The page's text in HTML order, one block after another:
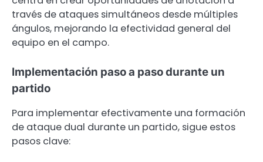
través de ataques simultáneos desde múltiples
ángulos, mejorando la efectividad general del
equipo en el campo.
Implementación paso a paso durante un
partido
Para implementar efectivamente una formación
de ataque dual durante un partido, sigue estos
pasos clave: